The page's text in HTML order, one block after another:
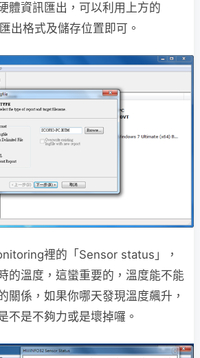
體資訊匯出，可以利用上方的
出格式及儲存位置即可。
裡的「Sensor status」，
的溫度，這蠻重要的，溫度能不能
關係，如果你哪天發現溫度飆升，
不是不夠力或是壞掉囉。